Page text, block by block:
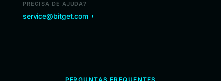
PRECISA DE AJUDA?
service@bitget.com
PERGUNTAS FREQUENTES